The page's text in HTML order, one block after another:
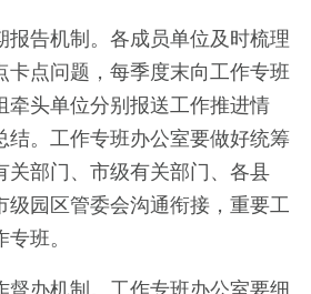
报告机制。各成员单位及时梳理
卡点问题，每季度末向工作专班
牵头单位分别报送工作推进情
结。工作专班办公室要做好统筹
关部门、市级有关部门、各县
级园区管委会沟通衔接，重要工
班。
督办机制。工作专班办公室要细